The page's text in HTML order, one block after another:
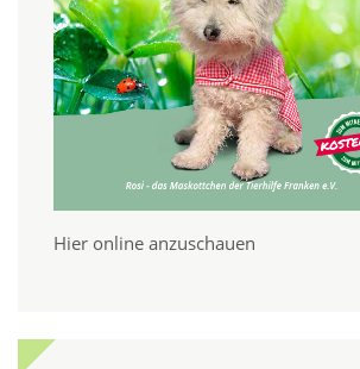
Hier online anzuschauen